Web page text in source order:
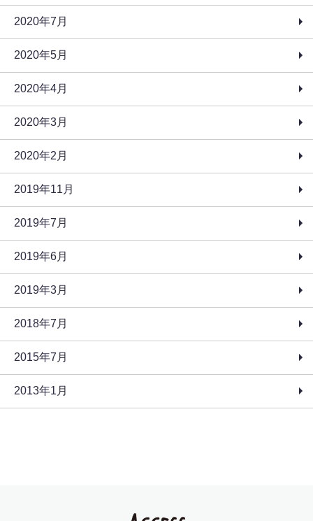
2020年7月
2020年5月
2020年4月
2020年3月
2020年2月
2019年11月
2019年7月
2019年6月
2019年3月
2018年7月
2015年7月
2013年1月